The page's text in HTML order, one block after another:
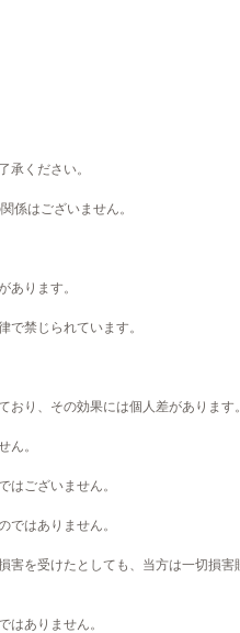
承ください。
係はございません。
あります。
禁じられています。
り、その効果には個人差があります。
ん。
はございません。
ではありません。
害を受けたとしても、当方は一切損害
はありません。